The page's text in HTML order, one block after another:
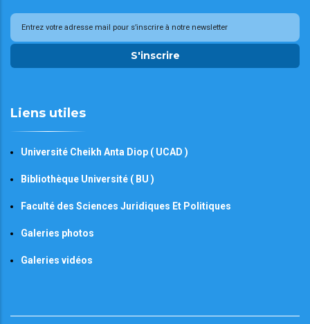
S'inscrire
Liens utiles
Université Cheikh Anta Diop ( UCAD )
Bibliothèque Université ( BU )
Faculté des Sciences Juridiques Et Politiques
Galeries photos
Galeries vidéos